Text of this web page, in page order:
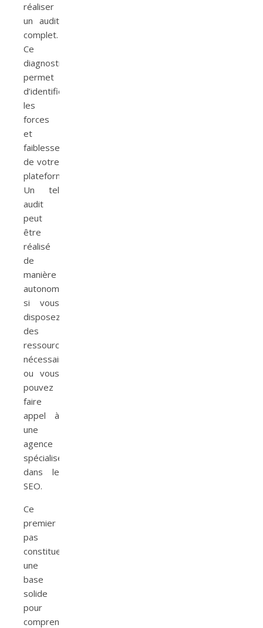
réaliser
un audit
complet.
Ce
diagnostic
permet
d’identifier
les
forces
et
faiblesses
de votre
plateforme.
Un tel
audit
peut
être
réalisé
de
manière
autonome
si vous
disposez
des
ressources
nécessaires,
ou vous
pouvez
faire
appel à
une
agence
spécialisée
dans le
SEO.
Ce
premier
pas
constitue
une
base
solide
pour
comprendre